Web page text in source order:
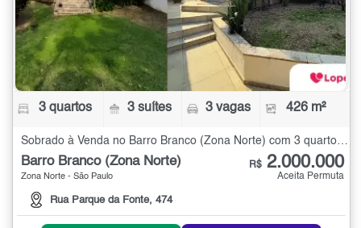
3 quartos 3 suítes 3 vagas 426 m²
Barro Branco (Zona Norte)
Zona Norte - São Paulo
Rua Parque da Fonte, 474
R$ 2.000.000
Aceita Permuta